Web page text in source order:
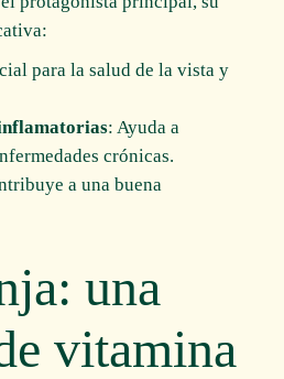
para la salud de la vista y
: Ayuda a
crónicas.
a una buena
una
vitamina